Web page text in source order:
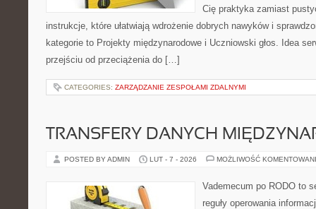
Cię praktyka zamiast
instrukcje, które ułatwiają wdrożenie dobrych nawyków i
kategorie to Projekty międzynarodowe i Uczniowski głos. Idea
przejściu od przeciążenia do […]
CATEGORIES: ZARZĄDZANIE ZESPOŁAMI ZDALNYMI
TRANSFERY DANYCH
POSTED BY ADMIN LUT - 7 - 2026 MOŻLIWOŚĆ
Vademecum po RODO to
reguły operowania